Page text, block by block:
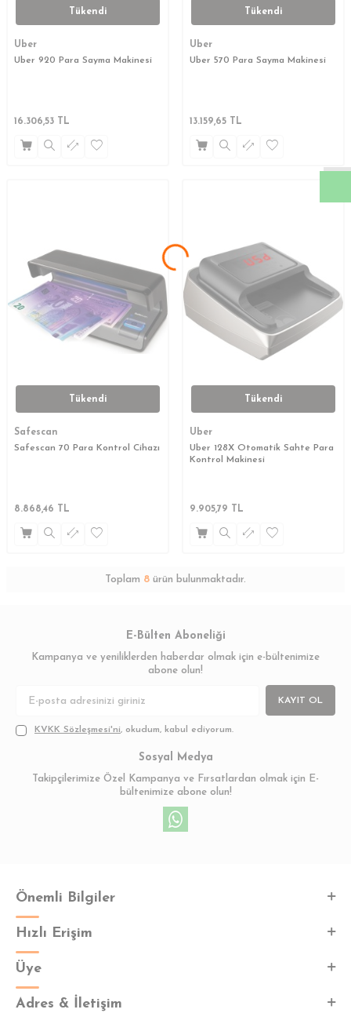
Tükendi
Uber
Uber 920 Para Sayma Makinesi
16.306,53 TL
Tükendi
Uber
Uber 570 Para Sayma Makinesi
13.159,65 TL
Tükendi
Safescan
Safescan 70 Para Kontrol Cihazı
8.868,46 TL
Tükendi
Uber
Uber 128X Otomatik Sahte Para
Kontrol Makinesi
9.905,79 TL
Toplam 8 ürün bulunmaktadır.
E-Bülten Aboneliği
Kampanya ve yeniliklerden haberdar olmak için e-bültenimize
abone olun!
KAYIT OL
KVKK Sözleşmesi'ni, okudum, kabul ediyorum.
Sosyal Medya
Takipçilerimize Özel Kampanya ve Fırsatlardan olmak için E-
bültenimize abone olun!
Önemli Bilgiler
Hızlı Erişim
Üye
Adres & İletişim